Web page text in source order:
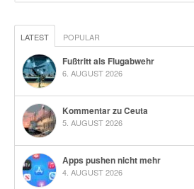
LATEST POPULAR
Fußtritt als Flugabwehr
6. AUGUST 2026
Kommentar zu Ceuta
5. AUGUST 2026
Apps pushen nicht mehr
4. AUGUST 2026